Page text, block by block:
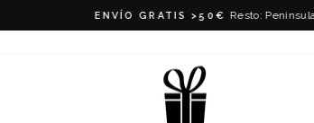
diapositivas
ENVÍO GRATIS >50€ Resto: Peninsula 4,90€